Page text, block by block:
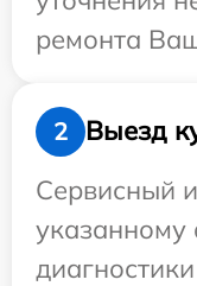
ремонта
2
Выезд
Сервисный
указанному